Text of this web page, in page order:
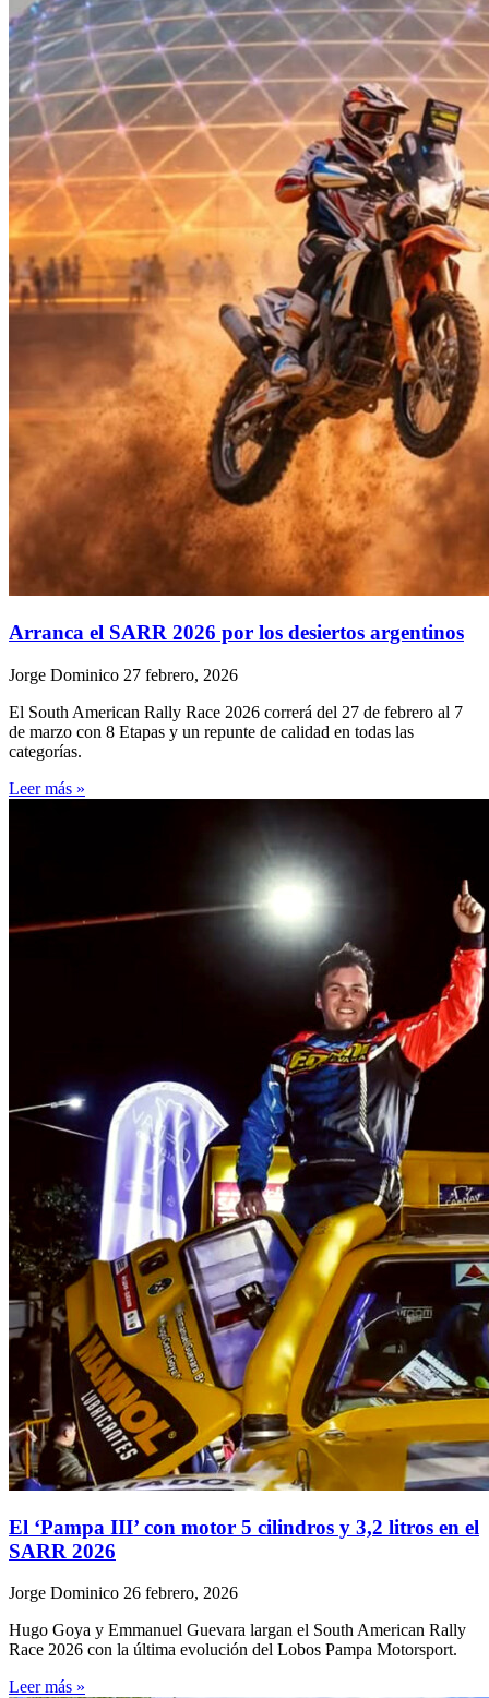
Arranca el SARR 2026 por los desiertos argentinos
Jorge Dominico 27 febrero, 2026
El South American Rally Race 2026 correrá del 27 de febrero al 7
de marzo con 8 Etapas y un repunte de calidad en todas las
categorías.
Leer más »
El ‘Pampa III’ con motor 5 cilindros y 3,2 litros en el
SARR 2026
Jorge Dominico 26 febrero, 2026
Hugo Goya y Emmanuel Guevara largan el South American Rally
Race 2026 con la última evolución del Lobos Pampa Motorsport.
Leer más »